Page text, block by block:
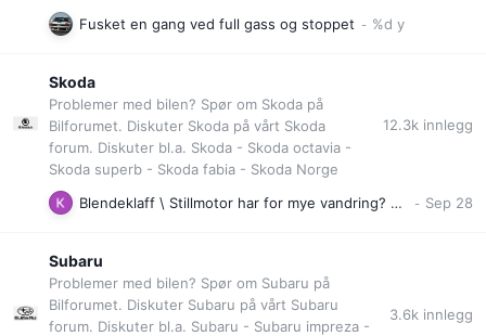
Fusket en gang ved full gass og stoppet
Skoda
Problemer med bilen? Spør om Skoda på
Bilforumet. Diskuter Skoda på vårt Skoda
forum. Diskuter bl.a. Skoda - Skoda octavia -
Skoda superb - Skoda fabia - Skoda Norge
12.3k innlegg
Blendeklaff \ Stillmotor har for mye vandring? Hopper ut av sporet
Subaru
Problemer med bilen? Spør om Subaru på
Bilforumet. Diskuter Subaru på vårt Subaru
forum. Diskuter bl.a. Subaru - Subaru impreza -
3.6k innlegg